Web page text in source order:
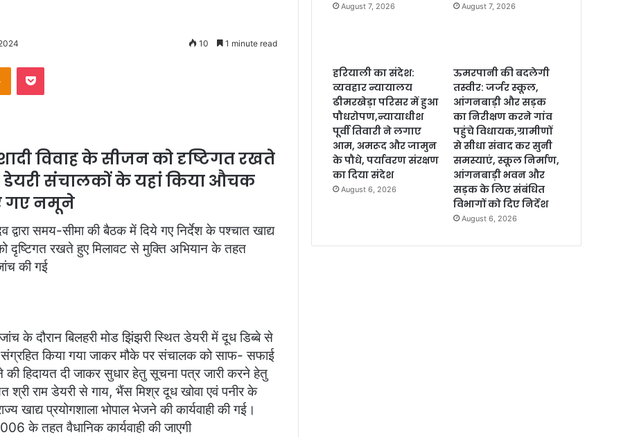
10 1 minute read
विवाह के सीजन को दृष्टिगत रखते
डेयरी संचालकों के यहां किया औचक
गए नमूने
द्वारा समय-सीमा की बैठक में दिये गए निर्देश के पश्चात खाद्य
को दृष्टिगत रखते हुए मिलावट से मुक्ति अभियान के तहत
की गई
के दौरान बिलहरी मोड झिंझरी स्थित डेयरी में दूध डिब्बे से
किया गया जाकर मौके पर संचालक को साफ- सफाई
हिदायत दी जाकर सुधार हेतु सूचना पत्र जारी करने हेतु
राम डेयरी से गाय, भैंस मिश्र दूध खोवा एवं पनीर के
प्रयोगशाला भोपाल भेजने की कार्यवाही की गई।
के तहत वैधानिक कार्यवाही की जाएगी
August 7, 2026 August 7, 2026
हरियाली का संदेश:
व्यवहार न्यायालय
ढीमरखेड़ा परिसर में हुआ
पौधरोपण,न्यायाधीश
पूर्वी तिवारी ने लगाए
आम, अमरूद और जामुन
के पौधे, पर्यावरण संरक्षण
का दिया संदेश
August 6, 2026
ऊमरपानी की बदलेगी
तस्वीर: जर्जर स्कूल,
आंगनबाड़ी और सड़क
का निरीक्षण करने गांव
पहुंचे विधायक,ग्रामीणों
से सीधा संवाद कर सुनी
समस्याएं, स्कूल निर्माण,
आंगनबाड़ी भवन और
सड़क के लिए संबंधित
विभागों को दिए निर्देश
August 6, 2026